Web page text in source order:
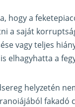
hogy a
a saját
vagy teljes
elhagyhatta a
helyzetén
fakadó